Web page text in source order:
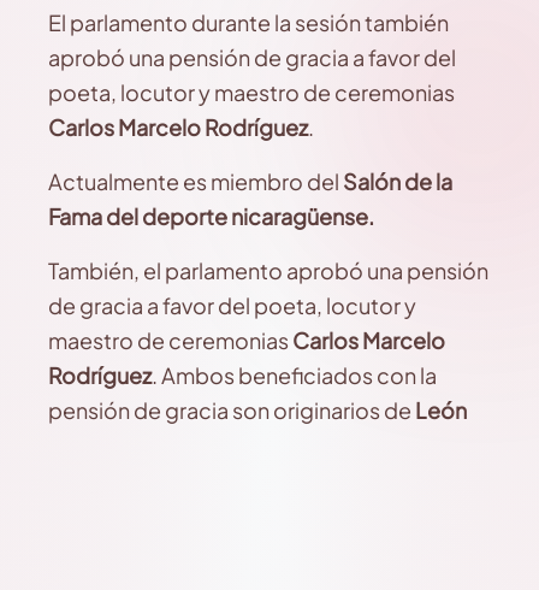
El parlamento durante la sesión también
aprobó una pensión de gracia a favor del
poeta, locutor y maestro de ceremonias
Carlos Marcelo Rodríguez.
Actualmente es miembro del Salón de la
Fama del deporte nicaragüense.
También, el parlamento aprobó una pensión
de gracia a favor del poeta, locutor y
maestro de ceremoniasCarlos Marcelo
Rodríguez. Ambos beneficiados con la
pensión de gracia son originarios de León